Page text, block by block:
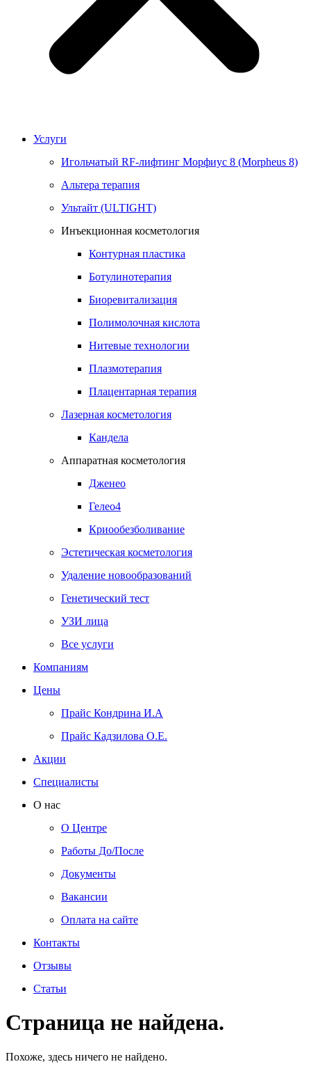
Услуги
Игольчатый RF-лифтинг Морфиус 8 (Morpheus 8)
Альтера терапия
Ультайт (ULTIGHT)
Инъекционная косметология
Контурная пластика
Ботулинотерапия
Биоревитализация
Полимолочная кислота
Нитевые технологии
Плазмотерапия
Плацентарная терапия
Лазерная косметология
Кандела
Аппаратная косметология
Дженео
Гелео4
Криообезболивание
Эстетическая косметология
Удаление новообразований
Генетический тест
УЗИ лица
Все услуги
Компаниям
Цены
Прайс Кондрина И.А
Прайс Кадзилова О.Е.
Акции
Специалисты
О нас
О Центре
Работы До/После
Документы
Вакансии
Оплата на сайте
Контакты
Отзывы
Статьи
Страница не найдена.
Похоже, здесь ничего не найдено.